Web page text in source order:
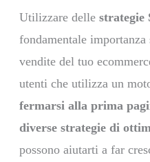
Utilizzare dellestrategie
fondamentale
vendite del tuo
utenti che utilizza un
fermarsi alla prima
diverse strategie di
possono aiutarti a far